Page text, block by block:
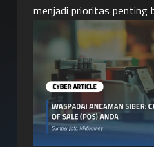
menjadi prioritas penting